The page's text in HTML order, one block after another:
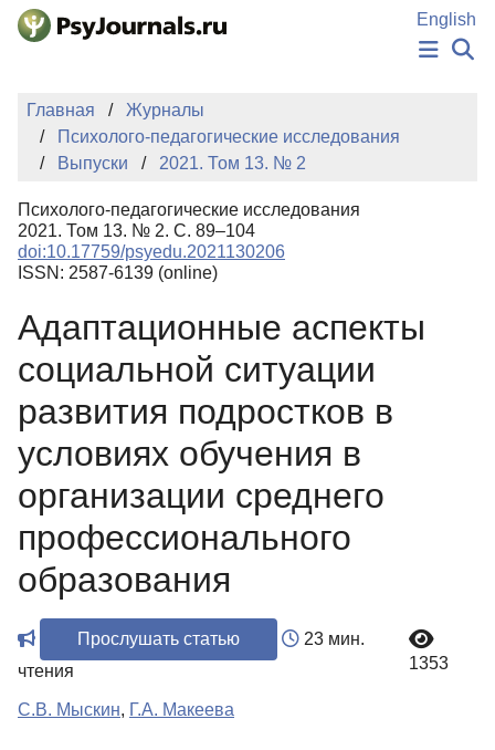
Перейти к основному содержанию
English
НОВОСТИ
АВТОРЫ
КЛЮЧЕВЫЕ СЛОВА
Регистрация
Главная
Журналы
Психолого-педагогические исследования
Выпуски
2021. Том 13. № 2
Психолого-педагогические исследования
2021. Том 13. № 2. С. 89–104
doi:10.17759/psyedu.2021130206
ISSN: 2587-6139 (online)
Адаптационные аспекты
социальной ситуации
развития подростков в
условиях обучения в
организации среднего
профессионального
образования
Прослушать статью
23 мин.
чтения
1353
С.В. Мыскин, Г.А. Макеева